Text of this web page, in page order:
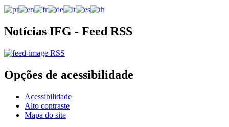
Notícias IFG - Feed RSS
RSS
Opções de acessibilidade
Acessibilidade
Alto contraste
Mapa do site